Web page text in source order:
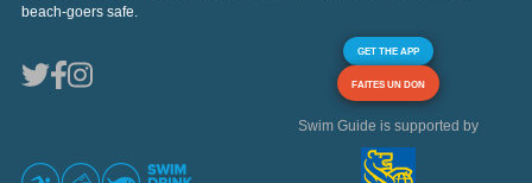
beach-goers safe.
GET THE APP
FAITES UN DON
Swim Guide is supported by